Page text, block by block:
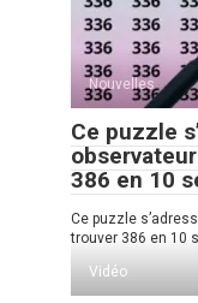
Nouvelles
Ce puzzle
386 en 10
Ce puzzle
trouver 386 en 10
Vidéo